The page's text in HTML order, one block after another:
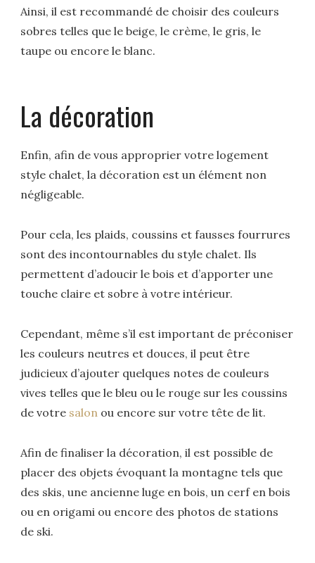
Ainsi, il est recommandé de choisir des couleurs
sobres telles que le beige, le crème, le gris, le
taupe ou encore le blanc.
La décoration
Enfin, afin de vous approprier votre logement
style chalet, la décoration est un élément non
négligeable.
Pour cela, les plaids, coussins et fausses fourrures
sont des incontournables du style chalet. Ils
permettent d’adoucir le bois et d’apporter une
touche claire et sobre à votre intérieur.
Cependant, même s’il est important de préconiser
les couleurs neutres et douces, il peut être
judicieux d’ajouter quelques notes de couleurs
vives telles que le bleu ou le rouge sur les coussins
de votre salon ou encore sur votre tête de lit.
Afin de finaliser la décoration, il est possible de
placer des objets évoquant la montagne tels que
des skis, une ancienne luge en bois, un cerf en bois
ou en origami ou encore des photos de stations
de ski.